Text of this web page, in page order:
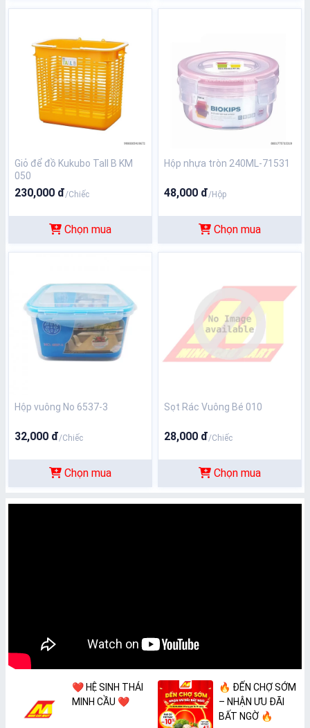
Giỏ để đồ Kukubo Tall B KM
050
230,000 đ/Chiếc
Chọn mua
Hộp nhựa tròn 240ML-71531
48,000 đ/Hộp
Chọn mua
Hộp vuông No 6537-3
32,000 đ/Chiếc
Chọn mua
Sọt Rác Vuông Bé 010
28,000 đ/Chiếc
Chọn mua
❤️ HỆ SINH THÁI
MINH CẦU ❤️
🔥 ĐẾN CHỢ SỚM
– NHẬN ƯU ĐÃI
BẤT NGỜ 🔥